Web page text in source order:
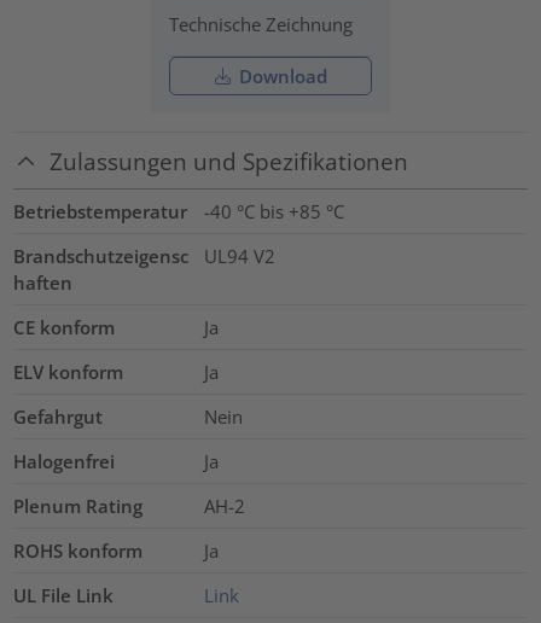
Technische Zeichnung
Download
Zulassungen und Spezifikationen
Betriebstemperatur
-40 °C bis +85 °C
Brandschutzeigensc
haften
UL94 V2
CE konform
Ja
ELV konform
Ja
Gefahrgut
Nein
Halogenfrei
Ja
Plenum Rating
AH-2
ROHS konform
Ja
UL File Link
Link